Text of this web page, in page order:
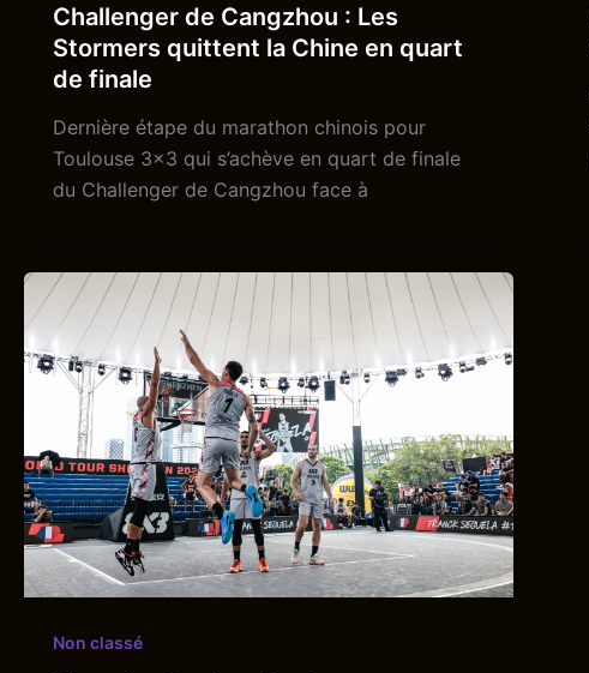
Challenger de Cangzhou : Les
Stormers quittent la Chine en quart
de finale
Dernière étape du marathon chinois pour
Toulouse 3×3 qui s’achève en quart de finale
du Challenger de Cangzhou face à
Non classé